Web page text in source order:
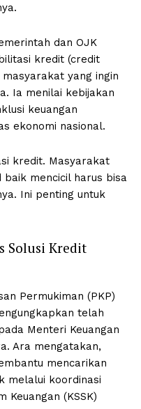
dan OJK
kredit (credit
yang ingin
Ia menilai kebijakan
keuangan
ekonomi nasional.
kredit. Masyarakat
baik mencicil harus bisa
Ini penting untuk
Solusi Kredit
Permukiman (PKP)
telah
Menteri Keuangan
Ara mengatakan,
mencarikan
melalui koordinasi
Keuangan (KSSK)